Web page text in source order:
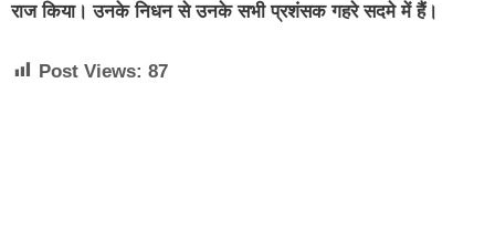
राज किया। उनके निधन से उनके सभी प्रशंसक गहरे सदमे में हैं।
Post Views: 87